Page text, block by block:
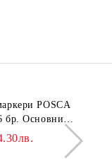
POSCA
бр. Основни